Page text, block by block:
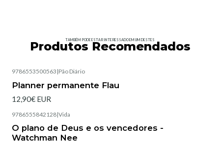
TAMBÉM PODE ESTAR INTERESSADO EM UM DESTES
Produtos Recomendados
9786553500563 |Pão Diário
Planner permanente Flau
12,90€ EUR
9786555842128|Vida
O plano de Deus e os vencedores -
Watchman Nee